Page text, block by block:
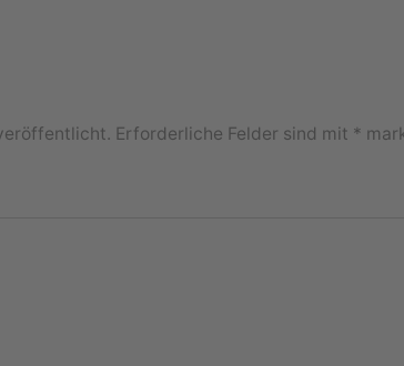
Erforderliche Felder sind mit *